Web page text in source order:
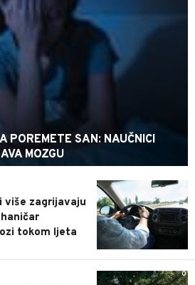
POREMETE SAN: NAUČNICI
MOZGU
0
više zagrijavaju
tokom ljeta
0